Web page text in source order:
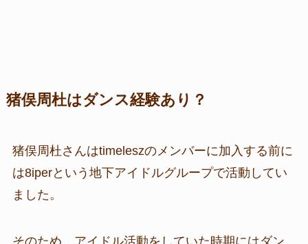
猪俣周杜はダンス経験あり？
猪俣周杜さんはtimeleszのメンバーに加入する前に
は8iperという地下アイドルグループで活動してい
ました。